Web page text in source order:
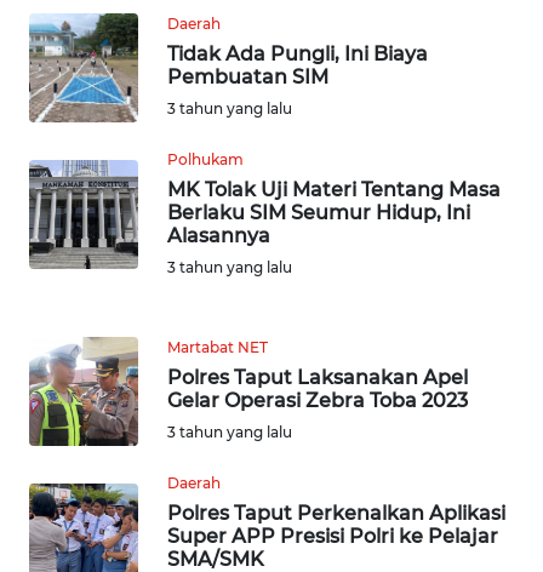
Daerah
Tidak Ada Pungli, Ini Biaya
Pembuatan SIM
3 tahun yang lalu
Polhukam
MK Tolak Uji Materi Tentang Masa
Berlaku SIM Seumur Hidup, Ini
Alasannya
3 tahun yang lalu
Martabat NET
Polres Taput Laksanakan Apel
Gelar Operasi Zebra Toba 2023
3 tahun yang lalu
Daerah
Polres Taput Perkenalkan Aplikasi
Super APP Presisi Polri ke Pelajar
SMA/SMK
WN
BABEL
WN
WN
SUMSEL
WN
LAMPUNG
WN
JATENG